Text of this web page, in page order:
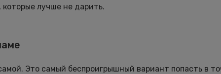
лучше не дарить.
Это самый беспроигрышный вариант попасть в